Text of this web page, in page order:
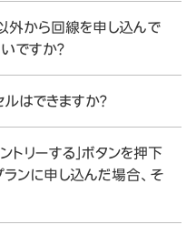
外から回線を申し込んで
ですか？
はできますか？
トリーする」ボタンを押下
ンに申し込んだ場合、そ